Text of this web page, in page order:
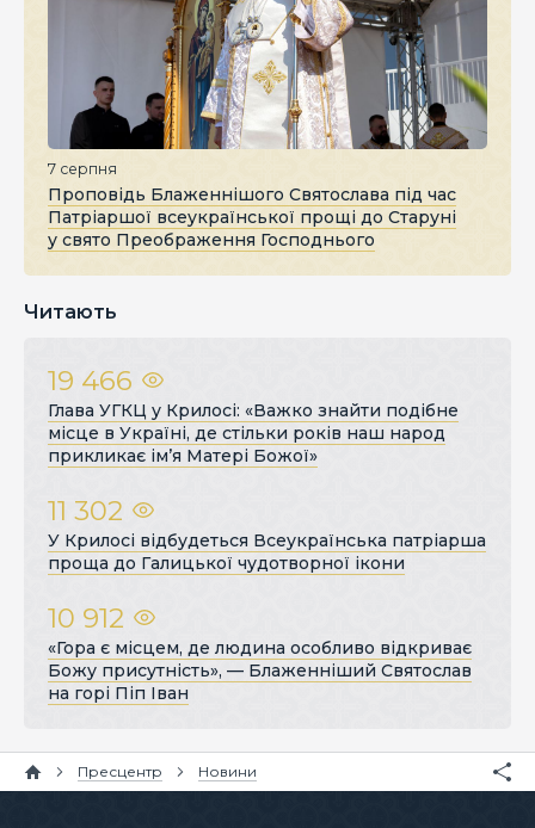
7 серпня
Проповідь Блаженнішого Святослава під час
Патріаршої всеукраїнської прощі до Старуні
у свято Преображення Господнього
Читають
19 466
Глава УГКЦ у Крилосі: «Важко знайти подібне
місце в Україні, де стільки років наш народ
прикликає ім’я Матері Божої»
11 302
У Крилосі відбудеться Всеукраїнська патріарша
проща до Галицької чудотворної ікони
10 912
«Гора є місцем, де людина особливо відкриває
Божу присутність», — Блаженніший Святослав
на горі Піп Іван
Пресцентр Новини